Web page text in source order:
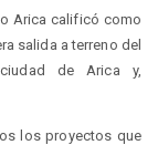
Arica calificó como
salida a terreno del
de Arica y,
los proyectos que